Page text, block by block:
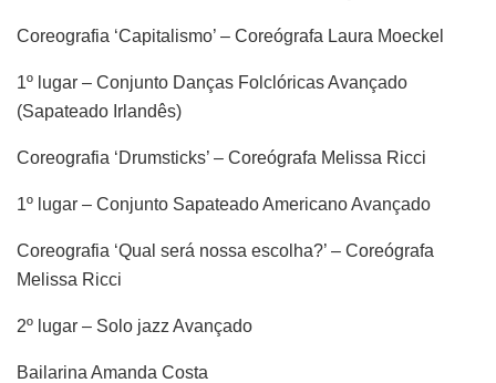
Coreografia ‘Capitalismo’ – Coreógrafa Laura Moeckel
1º lugar – Conjunto Danças Folclóricas Avançado
(Sapateado Irlandês)
Coreografia ‘Drumsticks’ – Coreógrafa Melissa Ricci
1º lugar – Conjunto Sapateado Americano Avançado
Coreografia ‘Qual será nossa escolha?’ – Coreógrafa
Melissa Ricci
2º lugar – Solo jazz Avançado
Bailarina Amanda Costa